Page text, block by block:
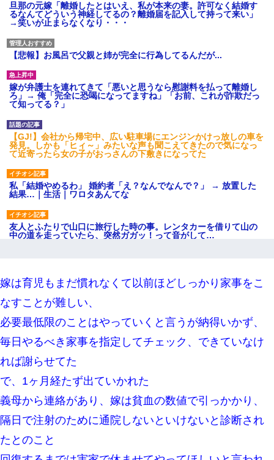
旦那の元嫁「離婚したとはいえ、私が本来の妻。許可なく結婚す
るなんてどういう神経してるの？離婚届を記入して持って来い」
→笑いが止まらなくなり・・・
【悲報】お風呂で父親と姉が完全に行為してるんだが...
嫁が弁護士を連れてきて「悪いと思うなら慰謝料を払って離婚し
ろ」→ 俺「完全に恐喝になってますね」「お前、これが詐欺だっ
て知ってる？」
【GJ!】会社から帰宅中、広い駐車場にエンジンかけっ放しの車を
発見。しかも「ヒィ～」みたいな声も聞こえてきたので気になっ
て近寄ったら女の子がおっさんの下敷きになってた
私「結婚やめるわ」 婚約者「え？なんでなんで？」 → 放置した
結果…｜生活｜ワロタあんてな
友人とふたりで山口に旅行した時の事。レンタカーを借りて山の
中の道を走っていたら、突然ガガッ！って音がして…
ｗｗｗｗｗｗｗ
友人「酒の勢いで女先輩をホテルに連れ込んだｗｗｗｗｗ」俺
「…」
三年働いてたパートを突然クビになった。しかし元職場の主要取
引先のトップが母方の叔父だったので…
【衝撃】ある工場に配属すると、女の人がみんな退職してしま
う。会社「仕事がハードだし田舎で娯楽も少ないからキツイの
か…」→ 実際は違った
【驚愕】私「今まで育てた分のお金返してね(冗談)」息子「はい、
3000万円」→数年後。私「妹が病気になったから援助して欲し
い」→
嫁は育児もまだ慣れなくて以前ほどしっかり家事をこ
なすことが難しい、
必要最低限のことはやっていくと言うが納得いかず、
毎日やるべき家事を指定してチェック、できていなけ
れば謝らせてた
で、1ヶ月経たず出ていかれた
義母から連絡があり、嫁は貧血の数値で引っかかり、
隔日で注射のために通院しないといけないと診断され
たとのこと